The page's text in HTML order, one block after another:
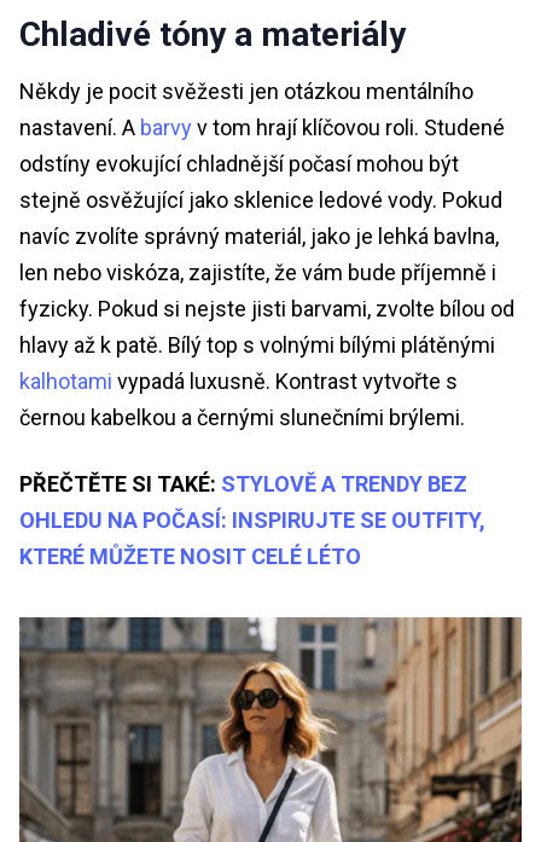
Chladivé tóny a materiály
Někdy je pocit svěžesti jen otázkou mentálního
nastavení. A barvy v tom hrají klíčovou roli. Studené
odstíny evokující chladnější počasí mohou být
stejně osvěžující jako sklenice ledové vody. Pokud
navíc zvolíte správný materiál, jako je lehká bavlna,
len nebo viskóza, zajistíte, že vám bude příjemně i
fyzicky. Pokud si nejste jisti barvami, zvolte bílou od
hlavy až k patě. Bílý top s volnými bílými plátěnými
kalhotami vypadá luxusně. Kontrast vytvořte s
černou kabelkou a černými slunečními brýlemi.
PŘEČTĚTE SI TAKÉ: STYLOVĚ A TRENDY BEZ
OHLEDU NA POČASÍ: INSPIRUJTE SE OUTFITY,
KTERÉ MŮŽETE NOSIT CELÉ LÉTO